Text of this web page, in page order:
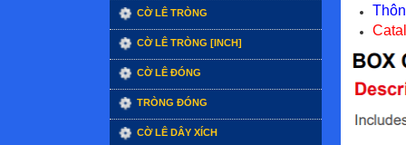
CỜ LÊ TRÒNG
CỜ LÊ TRÒNG [INCH]
CỜ LÊ ĐÓNG
TRÒNG ĐÓNG
CỜ LÊ DÂY XÍCH